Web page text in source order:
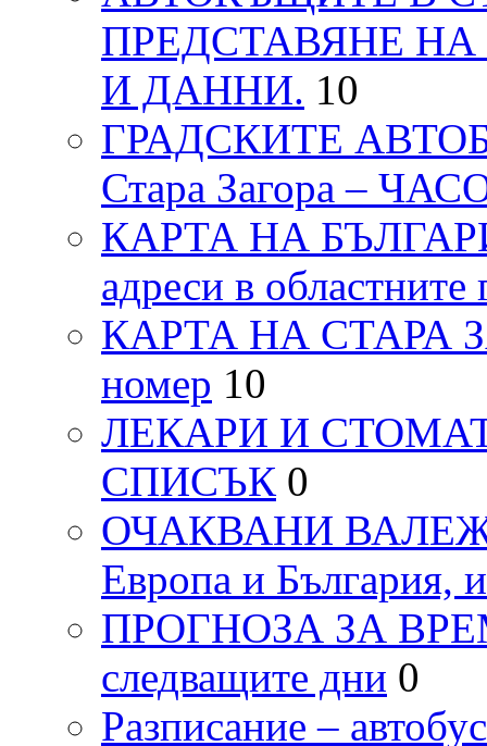
ПРЕДСТАВЯНЕ
И ДАННИ. 10
ГРАДСКИТЕ
Стара Загора –
КАРТА НА
адреси в областните
КАРТА НА СТАРА
номер 10
ЛЕКАРИ И
СПИСЪК 0
ОЧАКВАНИ ВАЛЕЖИ
Европа и България,
ПРОГНОЗА ЗА
следващите дни 0
Разписание –